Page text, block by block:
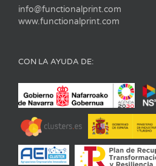
info@functionalprint.com
www.functionalprint.com
CON LA AYUDA DE: